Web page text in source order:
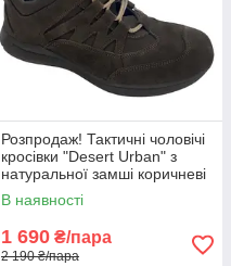
Розпродаж! Тактичні чоловічі
кросівки "Desert Urban" з
натуральної замші коричневі
легкі зручні
В наявності
1 690 ₴/пара
2 190 ₴/пара